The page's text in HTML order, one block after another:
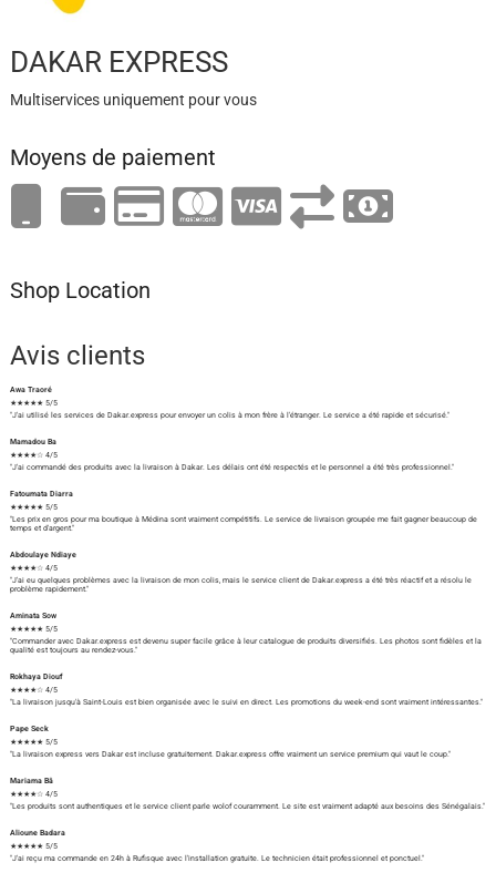
DAKAR EXPRESS
Multiservices uniquement pour vous
Moyens de paiement
Shop Location
Avis clients
Awa Traoré
★★★★★ 5/5
"J'ai utilisé les services de Dakar.express pour envoyer un colis à mon frère à l'étranger. Le service a été rapide et sécurisé."
Mamadou Ba
★★★★☆ 4/5
"J'ai commandé des produits avec la livraison à Dakar. Les délais ont été respectés et le personnel a été très professionnel."
Fatoumata Diarra
★★★★★ 5/5
"Les prix en gros pour ma boutique à Médina sont vraiment compétitifs. Le service de livraison groupée me fait gagner beaucoup de
temps et d'argent."
Abdoulaye Ndiaye
★★★★☆ 4/5
"J'ai eu quelques problèmes avec la livraison de mon colis, mais le service client de Dakar.express a été très réactif et a résolu le
problème rapidement."
Aminata Sow
★★★★★ 5/5
"Commander avec Dakar.express est devenu super facile grâce à leur catalogue de produits diversifiés. Les photos sont fidèles et la
qualité est toujours au rendez-vous."
Rokhaya Diouf
★★★★☆ 4/5
"La livraison jusqu'à Saint-Louis est bien organisée avec le suivi en direct. Les promotions du week-end sont vraiment intéressantes."
Pape Seck
★★★★★ 5/5
"La livraison express vers Dakar est incluse gratuitement. Dakar.express offre vraiment un service premium qui vaut le coup."
Mariama Bâ
★★★★☆ 4/5
"Les produits sont authentiques et le service client parle wolof couramment. Le site est vraiment adapté aux besoins des Sénégalais."
Alioune Badara
★★★★★ 5/5
"J'ai reçu ma commande en 24h à Rufisque avec l'installation gratuite. Le technicien était professionnel et ponctuel."